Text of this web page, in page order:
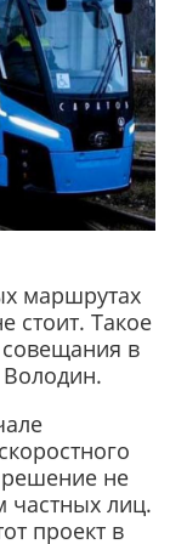
маршрутах
стоит. Такое
в
не
частных лиц.
проект в